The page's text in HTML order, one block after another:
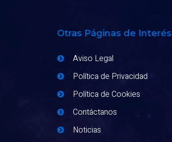
Otras Páginas de Interés
Aviso Legal
Política de Privacidad
Política de Cookies
Contáctanos
Noticias